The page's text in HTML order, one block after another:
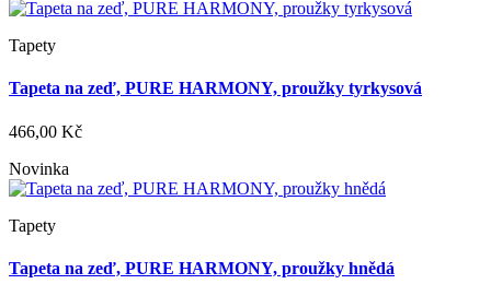
Tapety
Tapeta na zeď, PURE HARMONY, proužky tyrkysová
466,00 Kč
Novinka
Tapety
Tapeta na zeď, PURE HARMONY, proužky hnědá